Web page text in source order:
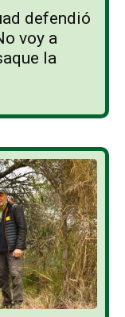
defendió
voy a
la